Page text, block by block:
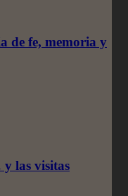
de fe, memoria y
las visitas